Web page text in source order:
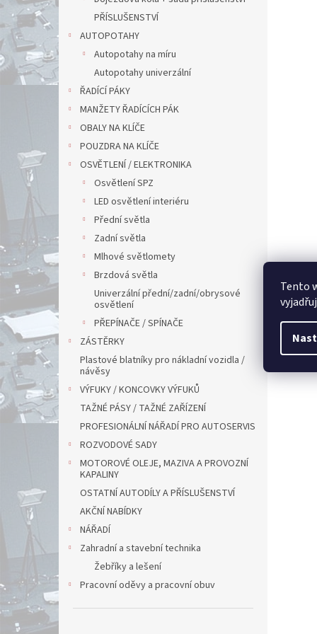
Tento
PŘÍSLUŠENSTVÍ
AUTOPOTAHY
Autopotahy na míru
Autopotahy univerzální
ŘADÍCÍ PÁKY
MANŽETY ŘADÍCÍCH PÁK
OBALY NA KLÍČE
POUZDRA NA KLÍČE
OSVĚTLENÍ / ELEKTRONIKA
Osvětlení SPZ
LED osvětlení interiéru
Přední světla
Zadní světla
Mlhové světlomety
Brzdová světla
Univerzální přední/zadní/obrysové
osvětlení
PŘEPÍNAČE / SPÍNAČE
ZÁSTĚRKY
Plastové blatníky pro nákladní vozidla /
návěsy
VÝFUKY / KONCOVKY VÝFUKŮ
TAŽNÉ PÁSY / TAŽNÉ ZAŘÍZENÍ
PROFESIONÁLNÍ NÁŘADÍ PRO AUTOSERVIS
ROZVODOVÉ SADY
MOTOROVÉ OLEJE, MAZIVA A PROVOZNÍ
KAPALINY
OSTATNÍ AUTODÍLY A PŘÍSLUŠENSTVÍ
AKČNÍ NABÍDKY
NÁŘADÍ
Zahradní a stavební technika
Žebříky a lešení
Pracovní oděvy a pracovní obuv